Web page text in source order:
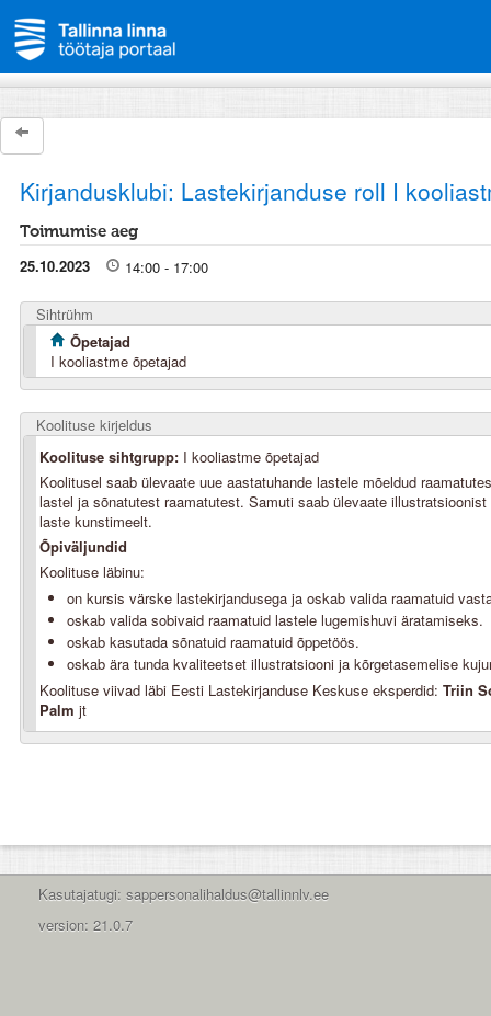
Kirjandusklubi: Lastekirjanduse roll I
Toimumise aeg
25.10.2023 14:00 - 17:00
Sihtrühm
Õpetajad
I kooliastme õpetajad
Koolituse kirjeldus
Koolituse sihtgrupp: I kooliastme õpetajad
Koolitusel saab ülevaate uue aastatuhande lastele mõeldud
lastel ja sõnatutest raamatutest. Samuti saab ülevaate
laste kunstimeelt.
Õpiväljundid
Koolituse läbinu:
on kursis värske lastekirjandusega ja oskab valida raamatuid
oskab valida sobivaid raamatuid lastele lugemishuvi äratamiseks.
oskab kasutada sõnatuid raamatuid õppetöös.
oskab ära tunda kvaliteetset illustratsiooni ja kõrgetasemelise
Koolituse viivad läbi Eesti Lastekirjanduse Keskuse eksperdid: Triin
Palm jt
Kasutajatugi: sappersonalihaldus@tallinnlv.ee
version: 21.0.7